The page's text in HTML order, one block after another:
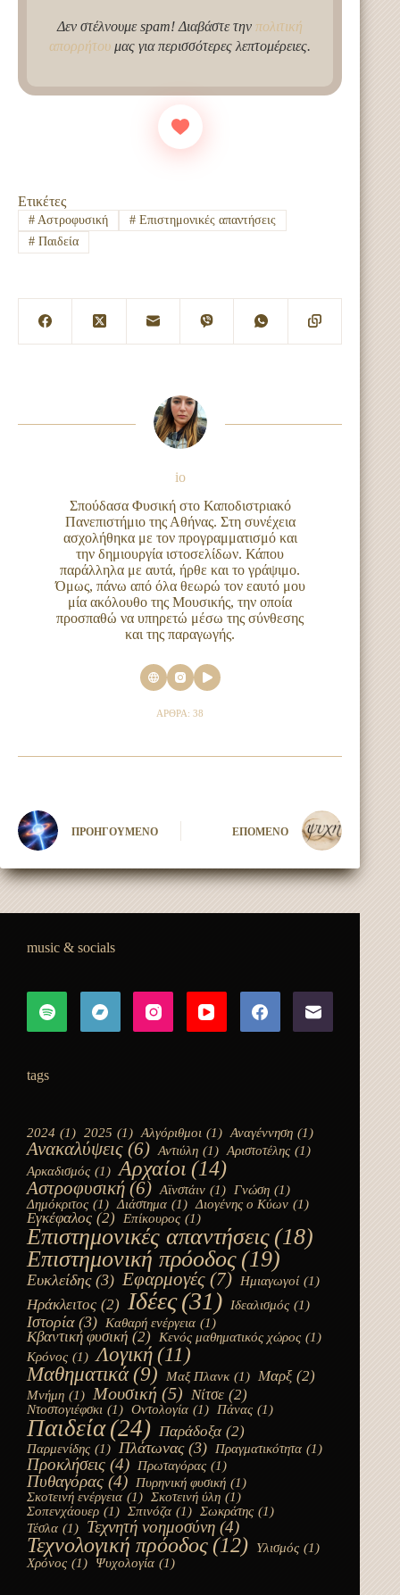
Δεν στέλνουμε spam! Διαβάστε την πολιτική
απορρήτου μας για περισσότερες λεπτομέρειες.
Ετικέτες
#Αστροφυσική #Επιστημονικές απαντήσεις
#Παιδεία
io
Σπούδασα Φυσική στο Καποδιστριακό
Πανεπιστήμιο της Αθήνας. Στη συνέχεια
ασχολήθηκα με τον προγραμματισμό και
την δημιουργία ιστοσελίδων. Κάπου
παράλληλα με αυτά, ήρθε και το γράψιμο.
Όμως, πάνω από όλα θεωρώ τον εαυτό μου
μία ακόλουθο της Μουσικής, την οποία
προσπαθώ να υπηρετώ μέσω της σύνθεσης
και της παραγωγής.
ΆΡΘΡΑ: 38
ΠΡΟΗΓΟΎΜΕΝΟ ΕΠΌΜΕΝΟ
music & socials
tags
2024 (1) 2025 (1) Αλγόριθμοι (1) Αναγέννηση (1)
Ανακαλύψεις (6) Αντιύλη (1) Αριστοτέλης (1)
Αρκαδισμός (1) Αρχαίοι (14)
Αστροφυσική (6) Αϊνστάιν (1) Γνώση (1)
Δημόκριτος (1) Διάστημα (1) Διογένης ο Κύων (1)
Εγκέφαλος (2) Επίκουρος (1)
Επιστημονικές απαντήσεις (18)
Επιστημονική πρόοδος (19)
Ευκλείδης (3) Εφαρμογές (7) Ημιαγωγοί (1)
Ηράκλειτος (2) Ιδέες(31) Ιδεαλισμός (1)
Ιστορία (3) Καθαρή ενέργεια (1)
Κβαντική φυσική (2) Κενός μαθηματικός χώρος (1)
Κρόνος (1) Λογική(11)
Μαθηματικά (9) Μαξ Πλανκ (1) Μαρξ (2)
Μνήμη (1) Μουσική (5) Νίτσε (2)
Ντοστογιέφσκι (1) Οντολογία (1) Πάνας (1)
Παιδεία (24) Παράδοξα (2)
Παρμενίδης (1) Πλάτωνας (3) Πραγματικότητα (1)
Προκλήσεις (4) Πρωταγόρας (1)
Πυθαγόρας (4) Πυρηνική φυσική (1)
Σκοτεινή ενέργεια (1) Σκοτεινή ύλη (1)
Σοπενχάουερ (1) Σπινόζα (1) Σωκράτης (1)
Τέσλα (1) Τεχνητή νοημοσύνη (4)
Τεχνολογική πρόοδος(12) Υλισμός (1)
Χρόνος (1) Ψυχολογία (1)